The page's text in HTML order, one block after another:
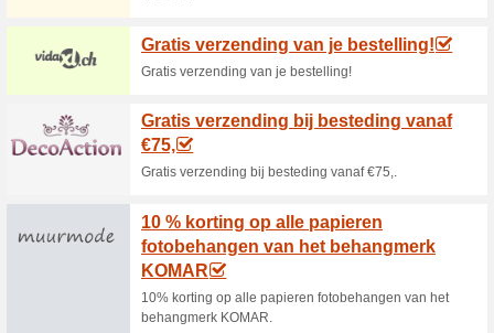
20 % philips Hue
70% het werkte
20% philips Hue